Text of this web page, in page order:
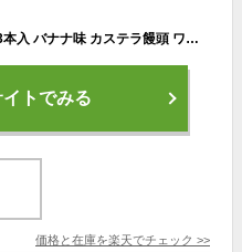
おかしなバナナ（バナナかすてら）3本入 バナナ味 カステラ饅頭 ワッフル 100均 美味しい 小腹対策 保育園 幼稚園 学童 小学生 おやつ 夜食 常備おやつ お手軽おやつ 部活帰り こしあん 白あん 焼き菓子
トでみる
価格と在庫を楽天でチェック >>